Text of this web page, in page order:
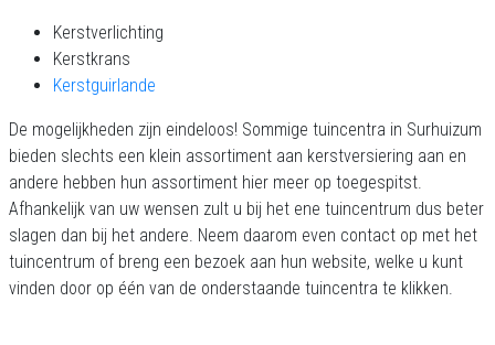
Kerstverlichting
Kerstkrans
Kerstguirlande
De mogelijkheden zijn eindeloos! Sommige tuincentra in Surhuizum
bieden slechts een klein assortiment aan kerstversiering aan en
andere hebben hun assortiment hier meer op toegespitst.
Afhankelijk van uw wensen zult u bij het ene tuincentrum dus beter
slagen dan bij het andere. Neem daarom even contact op met het
tuincentrum of breng een bezoek aan hun website, welke u kunt
vinden door op één van de onderstaande tuincentra te klikken.